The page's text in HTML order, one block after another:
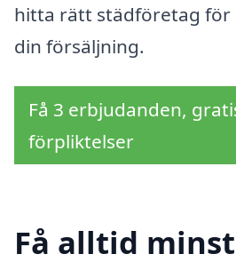
hitta rätt städföretag för
din försäljning.
Få 3 erbjudanden,
förpliktelser
Få alltid